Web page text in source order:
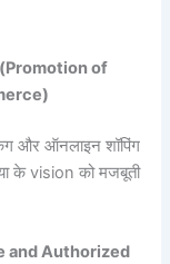
(Promotion of
और ऑनलाइन शॉपिंग
के vision को मजबूती
and Authorized